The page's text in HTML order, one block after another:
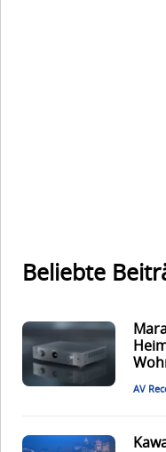
Beliebte
AV